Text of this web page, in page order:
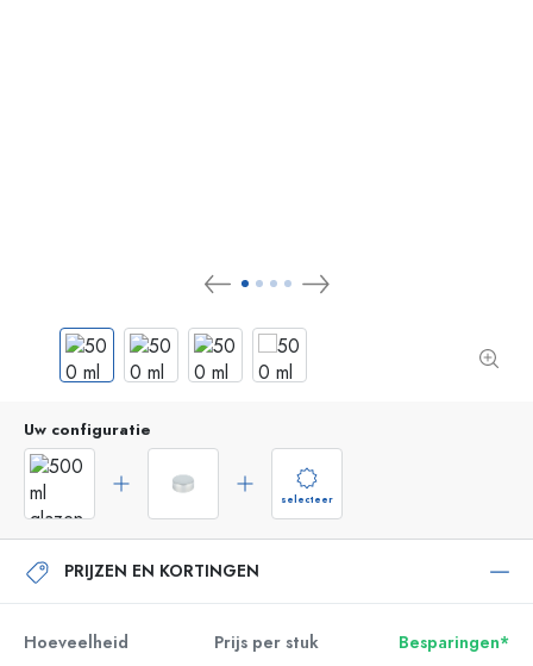
Uw configuratie
selecteer
PRIJZEN EN KORTINGEN
Hoeveelheid Prijs per stuk
Besparingen*